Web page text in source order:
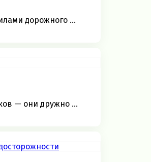
дорожного ...
— они дружно ...